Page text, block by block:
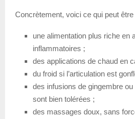
Concrètement, voici ce qui peut être
une alimentation plus riche en
inflammatoires ;
des applications de chaud en
du froid si l’articulation est
des infusions de gingembre
sont bien tolérées ;
des massages doux, sans